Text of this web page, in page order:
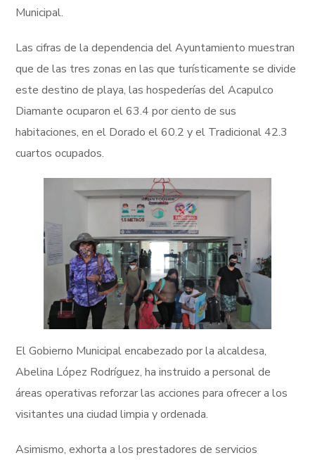
Municipal.
Las cifras de la dependencia del Ayuntamiento muestran
que de las tres zonas en las que turísticamente se divide
este destino de playa, las hospederías del Acapulco
Diamante ocuparon el 63.4 por ciento de sus
habitaciones, en el Dorado el 60.2 y el Tradicional 42.3
cuartos ocupados.
El Gobierno Municipal encabezado por la alcaldesa,
Abelina López Rodríguez, ha instruido a personal de
áreas operativas reforzar las acciones para ofrecer a los
visitantes una ciudad limpia y ordenada.
Asimismo, exhorta a los prestadores de servicios